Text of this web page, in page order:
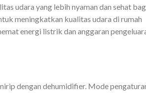
udara yang lebih nyaman dan sehat
meningkatkan kualitas udara di rumah
energi listrik dan anggaran
dengan dehumidifier. Mode